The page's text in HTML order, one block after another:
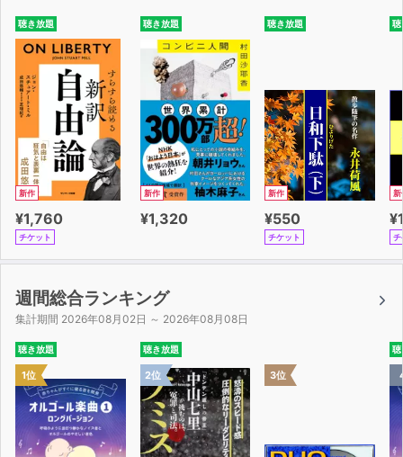
聴き放題
新作
¥1,760
チケット
聴き放題
新作
¥1,320
聴き放題
新作
¥550
チケット
聴
新
チ
週間総合ランキング
集計期間 2026年08月02日 ～ 2026年08月08日
聴き放題
1位
聴き放題
2位 3位
聴